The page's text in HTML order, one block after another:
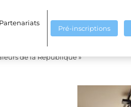
Partenariats
Pré-inscriptions
la déportation à Lyon.
de la République »